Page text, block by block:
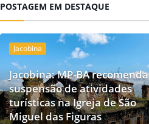
POSTAGEM EM DESTAQUE
Jacobina
Jacobina: MP-BA recomenda
suspensão de atividades
turísticas na Igreja de São
Miguel das Figuras